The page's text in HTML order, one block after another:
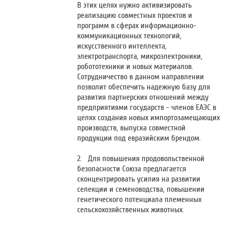
В этих целях нужно активизировать
реализацию совместных проектов и
программ в сферах информационно-
коммуникационных технологий,
искусственного интеллекта,
электротранспорта, микроэлектроники,
робототехники и новых материалов.
Сотрудничество в данном направлении
позволит обеспечить надежную базу для
развития партнерских отношений между
предприятиями государств - членов ЕАЭС в
целях создания новых импортозамещающих
производств, выпуска совместной
продукции под евразийским брендом.
2. Для повышения продовольственной
безопасности Союза предлагается
сконцентрировать усилия на развитии
селекции и семеноводства, повышении
генетического потенциала племенных
сельскохозяйственных животных.